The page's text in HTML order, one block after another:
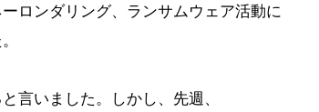
ロンダリング、ランサムウェア活動に
言いました。しかし、先週、